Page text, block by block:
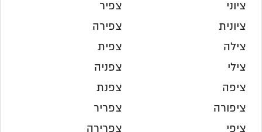
ציוני
ציונית
צילה
צילי
ציפה
ציפורה
ציפי
צפיר
צפירה
צפית
צפניה
צפנת
צפריר
צפרירה